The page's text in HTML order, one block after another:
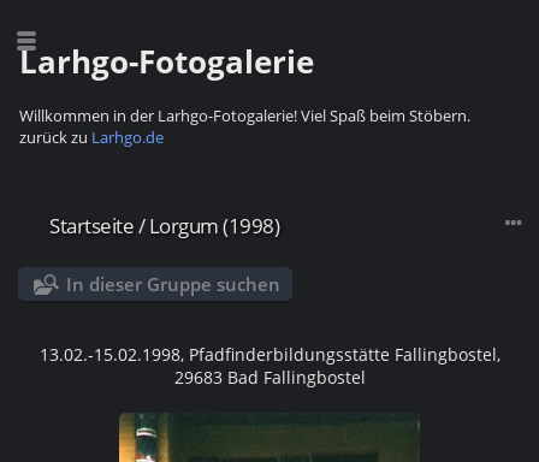
Larhgo-Fotogalerie
Willkommen in der Larhgo-Fotogalerie! Viel Spaß beim Stöbern.
zurück zu Larhgo.de
Startseite/Lorgum (1998)
In dieser Gruppe suchen
13.02.-15.02.1998, Pfadfinderbildungsstätte Fallingbostel,
29683 Bad Fallingbostel